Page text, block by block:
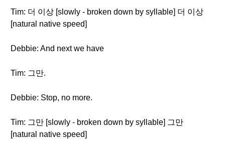
Tim: 더 이상 [slowly - broken down by syllable] 더 이상
[natural native speed]
Debbie: And next we have
Tim: 그만.
Debbie: Stop, no more.
Tim: 그만 [slowly - broken down by syllable] 그만
[natural native speed]